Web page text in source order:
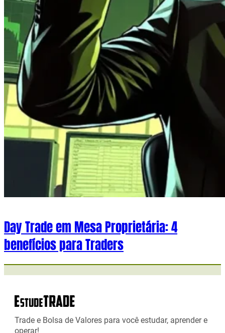
Day Trade em Mesa Proprietária: 4
benefícios para Traders
Trade e Bolsa de Valores para você estudar, aprender e
operar!